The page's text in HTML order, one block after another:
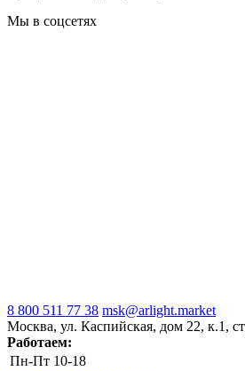
Мы в соцсетях
8 800 511 77 38 msk@arlight.market
Москва, ул. Каспийская, дом 22, к.1,
Работаем:
Пн-Пт 10-18